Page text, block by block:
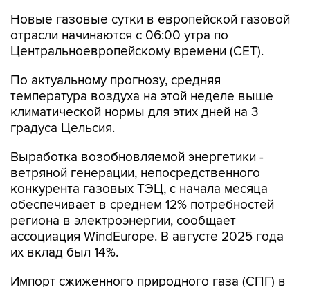
Новые газовые сутки в европейской газовой
отрасли начинаются c 06:00 утра по
Центральноевропейскому времени (CET).
По актуальному прогнозу, средняя
температура воздуха на этой неделе выше
климатической нормы для этих дней на 3
градуса Цельсия.
Выработка возобновляемой энергетики -
ветряной генерации, непосредственного
конкурента газовых ТЭЦ, с начала месяца
обеспечивает в среднем 12% потребностей
региона в электроэнергии, сообщает
ассоциация WindEurope. В августе 2025 года
их вклад был 14%.
Импорт сжиженного природного газа (СПГ) в